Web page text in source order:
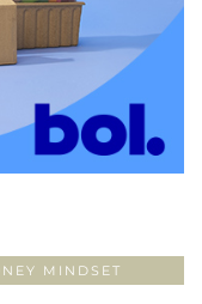
MINDSET